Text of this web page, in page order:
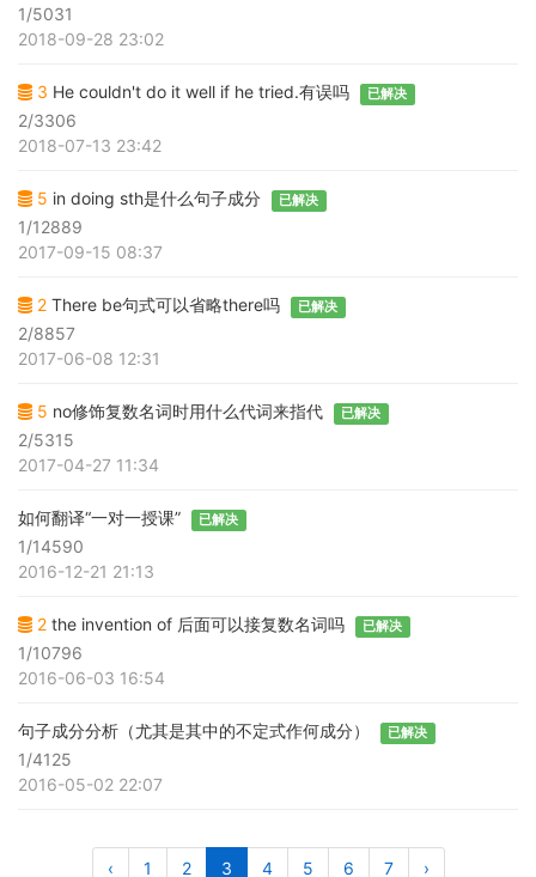
1/5031
2018-09-28 23:02
3 He couldn't do it well if he tried.有误吗 已解决
2/3306
2018-07-13 23:42
5 in doing sth是什么句子成分 已解决
1/12889
2017-09-15 08:37
2 There be句式可以省略there吗 已解决
2/8857
2017-06-08 12:31
5 no修饰复数名词时用什么代词来指代 已解决
2/5315
2017-04-27 11:34
如何翻译“一对一授课” 已解决
1/14590
2016-12-21 21:13
2 the invention of 后面可以接复数名词吗 已解决
1/10796
2016-06-03 16:54
句子成分分析（尤其是其中的不定式作何成分） 已解决
1/4125
2016-05-02 22:07
‹ 1 2 3 4 5 6 7 ›